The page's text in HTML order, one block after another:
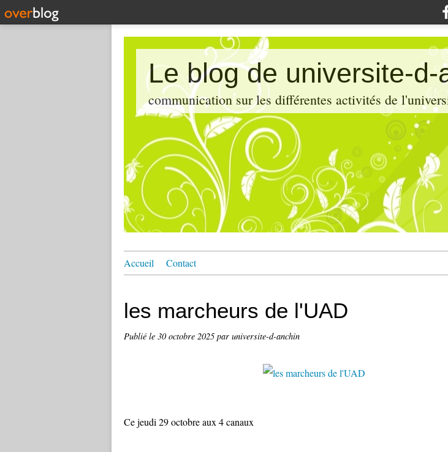
Le blog de universite-d-
communication sur les différentes activités de
Accueil Contact
les marcheurs de l'UAD
Publié le 30 octobre 2025 par universite-d-anchin
Ce jeudi 29 octobre aux 4 canaux